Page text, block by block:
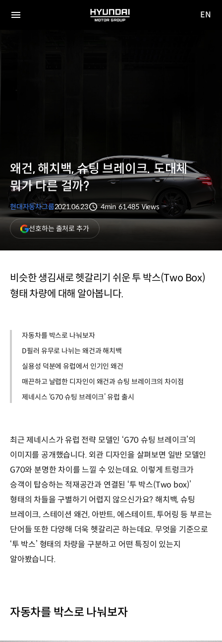
HYUNDAI
EN
왜건, 해치백, 슈팅 브레이크. 도대체
뭐가 다른 걸까?
현대자동차그룹2021.06.23
분량
4min
조회수
61,485 Views
선호하는 출처로 추가(새
창
열림)
비슷한 생김새로 헷갈리기 쉬운 투 박스(Two Box)
형태 차량에 대해 알아봅니다.
자동차를 박스로 나눠보자
D필러 유무로 나뉘는 왜건과 해치백
실용성 덕분에 유럽에서 인기인 왜건
매끈하고 날렵한 디자인이 왜건과 슈팅 브레이크의 차이점
제네시스 ‘G70 슈팅 브레이크’ 유럽 출시
최근 제네시스가 유럽 전략 모델인 ‘G70 슈팅 브레이크’의
이미지를 공개했습니다. 외관 디자인을 살펴보면 일반 모델인
G70와 분명한 차이를 느낄 수 있는데요. 이렇게 트렁크가
승객이 탑승하는 적재공간과 연결된 ‘투 박스(Two box)’
형태의 차들을 구별하기 어렵지 않으신가요? 해치백, 슈팅
브레이크, 스테이션 왜건, 아반트, 에스테이트, 투어링 등 부르는
단어들 또한 다양해 더욱 헷갈리곤 하는데요. 무엇을 기준으로
‘투 박스’ 형태의 차량을 구분하고 어떤 특징이 있는지
알아봤습니다.
자동차를 박스로 나눠보자